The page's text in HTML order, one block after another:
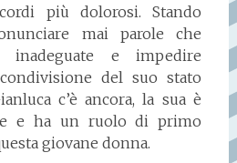
più dolorosi. Stando
mai parole che
inadeguate e impedire
del suo stato
c’è ancora, la sua è
e ha un ruolo di primo
giovane donna.